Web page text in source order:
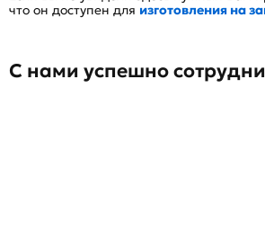
что он доступен для изготовления на
С нами успешно